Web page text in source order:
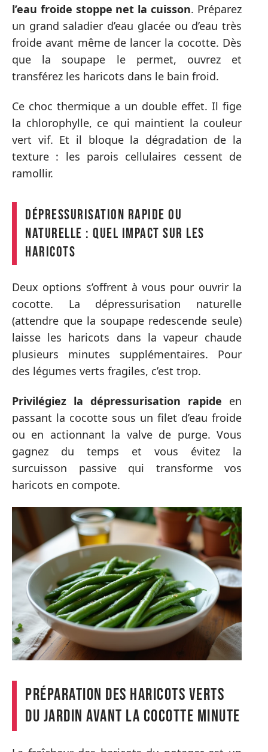
l’eau froide stoppe net la cuisson. Préparez
un grand saladier d’eau glacée ou d’eau très
froide avant même de lancer la cocotte. Dès
que la soupape le permet, ouvrez et
transférez les haricots dans le bain froid.
Ce choc thermique a un double effet. Il fige
la chlorophylle, ce qui maintient la couleur
vert vif. Et il bloque la dégradation de la
texture : les parois cellulaires cessent de
ramollir.
Dépressurisation rapide ou
naturelle : quel impact sur les
haricots
Deux options s’offrent à vous pour ouvrir la
cocotte. La dépressurisation naturelle
(attendre que la soupape redescende seule)
laisse les haricots dans la vapeur chaude
plusieurs minutes supplémentaires. Pour
des légumes verts fragiles, c’est trop.
Privilégiez la dépressurisation rapide en
passant la cocotte sous un filet d’eau froide
ou en actionnant la valve de purge. Vous
gagnez du temps et vous évitez la
surcuisson passive qui transforme vos
haricots en compote.
Préparation des haricots verts
du jardin avant la cocotte minute